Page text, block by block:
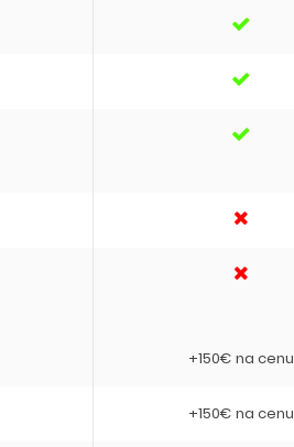
+150€ na cenu
+150€ na cenu